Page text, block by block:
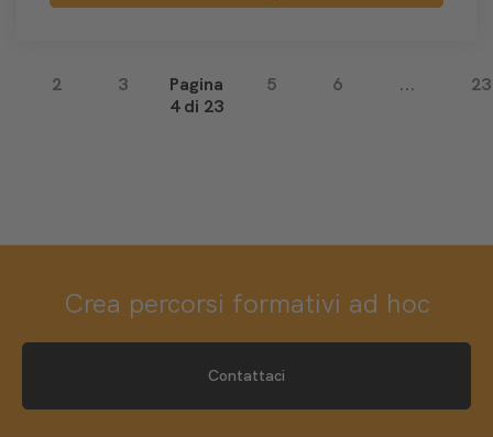
2 3
Pagina
4 di 23
5 6 ... 23
Crea percorsi formativi ad hoc
Contattaci